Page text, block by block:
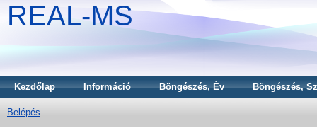
REAL-MS
Kezdőlap Információ Böngészés, Év Böngészés,
Belépés